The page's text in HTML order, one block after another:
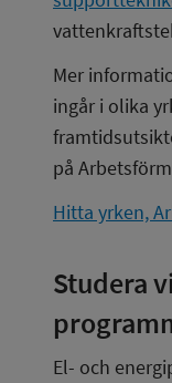
Mer
ingår i olika
på
Hitta yrken,
Studera
El- och